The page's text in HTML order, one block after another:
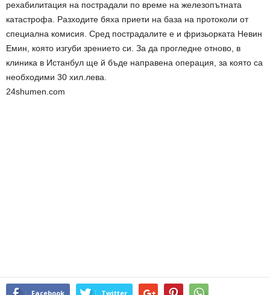
рехабилитация на пострадали по време на железопътната
катастрофа. Разходите бяха приети на база на протоколи от
специална комисия. Сред пострадалите е и фризьорката Невин
Емин, която изгуби зрението си. За да прогледне отново, в
клиника в Истанбул ще й бъде направена операция, за която са
необходими 30 хил.лева.
24shumen.com
Facebook Twitter